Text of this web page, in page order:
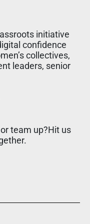
initiative
confidence
collectives,
leaders, senior
team up?Hit us